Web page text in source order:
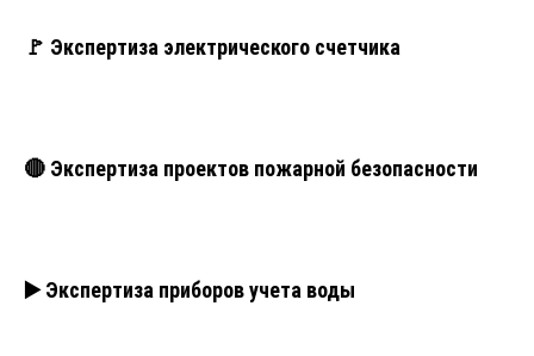
🚩 Экспертиза электрического счетчика
🔴 Экспертиза проектов пожарной безопасности
▶️ Экспертиза приборов учета воды